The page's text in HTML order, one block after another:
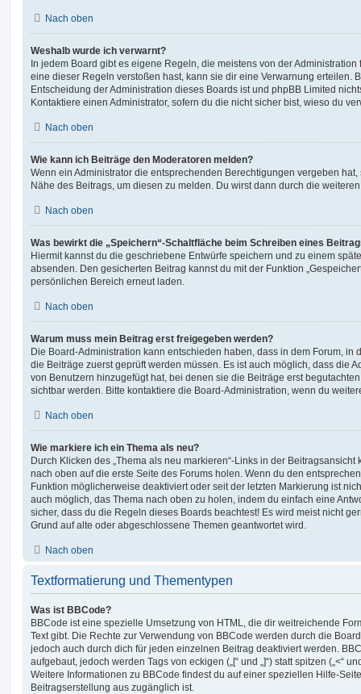
Nach oben
Weshalb wurde ich verwarnt?
In jedem Board gibt es eigene Regeln, die meistens von der
eine dieser Regeln verstoßen hast, kann sie dir eine Verwarnung erteilen.
Entscheidung der Administration dieses Boards ist und phpBB Limited
Kontaktiere einen Administrator, sofern du die nicht sicher bist, wieso du
Nach oben
Wie kann ich Beiträge den Moderatoren melden?
Wenn ein Administrator die entsprechenden Berechtigungen vergeben
Nähe des Beitrags, um diesen zu melden. Du wirst dann durch die
Nach oben
Was bewirkt die „Speichern“-Schaltfläche beim Schreiben eines
Hiermit kannst du die geschriebene Entwürfe speichern und zu einem
absenden. Den gesicherten Beitrag kannst du mit der Funktion
persönlichen Bereich erneut laden.
Nach oben
Warum muss mein Beitrag erst freigegeben werden?
Die Board-Administration kann entschieden haben, dass in dem Forum, in
die Beiträge zuerst geprüft werden müssen. Es ist auch möglich, dass die
von Benutzern hinzugefügt hat, bei denen sie die Beiträge erst
sichtbar werden. Bitte kontaktiere die Board-Administration, wenn du
Nach oben
Wie markiere ich ein Thema als neu?
Durch Klicken des „Thema als neu markieren“-Links in der
nach oben auf die erste Seite des Forums holen. Wenn du den
Funktion möglicherweise deaktiviert oder seit der letzten Markierung ist
auch möglich, das Thema nach oben zu holen, indem du einfach eine
sicher, dass du die Regeln dieses Boards beachtest! Es wird meist nicht
Grund auf alte oder abgeschlossene Themen geantwortet wird.
Nach oben
Textformatierung und Thementypen
Was ist BBCode?
BBCode ist eine spezielle Umsetzung von HTML, die dir weitreichende
Text gibt. Die Rechte zur Verwendung von BBCode werden durch die
jedoch auch durch dich für jeden einzelnen Beitrag deaktiviert werden.
aufgebaut, jedoch werden Tags von eckigen („[“ und „]“) statt spitzen („<“
Weitere Informationen zu BBCode findest du auf einer speziellen Hilfe-
Beitragserstellung aus zugänglich ist.